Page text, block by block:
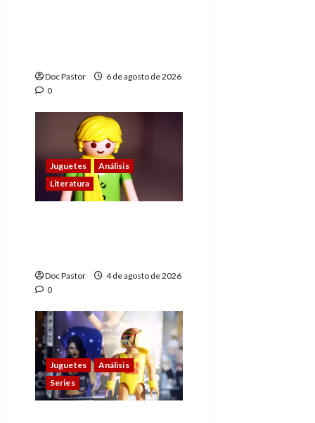
Doc Pastor
6 de agosto de 2026
0
Juguetes
Análisis
Literatura
Doc Pastor
4 de agosto de 2026
0
Juguetes
Análisis
Series